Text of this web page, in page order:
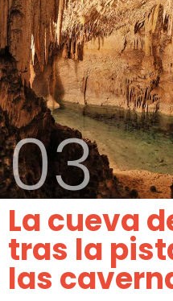
03
La cueva
tras la
las